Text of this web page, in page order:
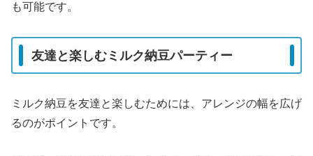
も可能です。
友達と楽しむミルク納豆パーティー
ミルク納豆を友達と楽しむためには、アレンジの幅を広げ
るのがポイントです。